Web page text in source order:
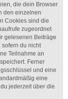
die dein Browser
den einzelnen
Cookies sind die
zugeordnet
gelesenen Beiträge
du nicht
Teilnahme an
Ferner
und eine
eine
jederzeit über die